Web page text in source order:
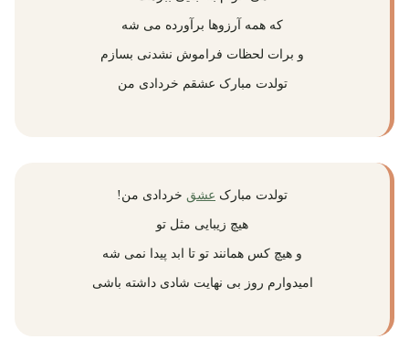
که همه آرزوها برآورده می شه
و برات لحظات فراموش نشدنی بسازم
تولدت مبارک عشقم خردادی من
تولدت مبارک عشق خردادی من!
هیچ زیبایی مثل تو
و هیچ کس همانند تو تا ابد پیدا نمی شه
امیدوارم روز بی نهایت شادی داشته باشی